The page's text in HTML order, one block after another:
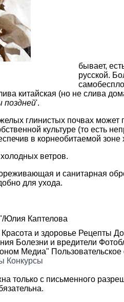
бывает,
русской.
китайская (но не слива
'.
глинистых почвах может
культуре (то есть
в корнеобитаемой
ветров.
и санитарная
для ухода.
Юлия Каптелова
Красота и здоровье Рецепты
Болезни и вредители
Медиа"
Конкурсы
только с письменного